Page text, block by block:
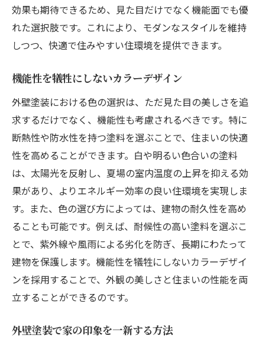
効果も期待できるため、見た目だけでなく機能面でも優
れた選択肢です。これにより、モダンなスタイルを維持
しつつ、快適で住みやすい住環境を提供できます。
機能性を犠牲にしないカラーデザイン
外壁塗装における色の選択は、ただ見た目の美しさを追
求するだけでなく、機能性も考慮されるべきです。特に
断熱性や防水性を持つ塗料を選ぶことで、住まいの快適
性を高めることができます。白や明るい色合いの塗料
は、太陽光を反射し、夏場の室内温度の上昇を抑える効
果があり、よりエネルギー効率の良い住環境を実現しま
す。また、色の選び方によっては、建物の耐久性を高め
ることも可能です。例えば、耐候性の高い塗料を選ぶこ
とで、紫外線や風雨による劣化を防ぎ、長期にわたって
建物を保護します。機能性を犠牲にしないカラーデザイ
ンを採用することで、外観の美しさと住まいの性能を両
立することができるのです。
外壁塗装で家の印象を一新する方法